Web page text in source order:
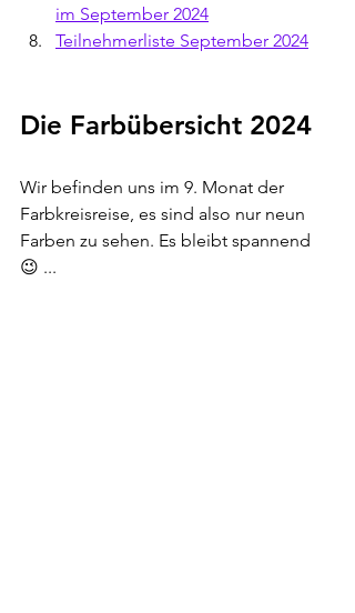
im September 2024
Teilnehmerliste September 2024
Die Farbübersicht 2024
Wir befinden uns im 9. Monat der
Farbkreisreise, es sind also nur neun
Farben zu sehen. Es bleibt spannend
😉 ...